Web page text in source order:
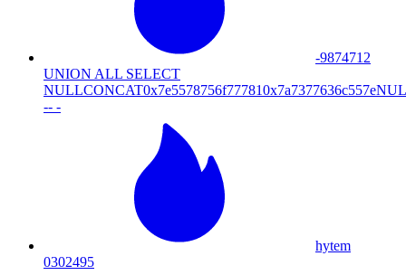
-9874712
UNION ALL SELECT
-- -
hytem
0302495